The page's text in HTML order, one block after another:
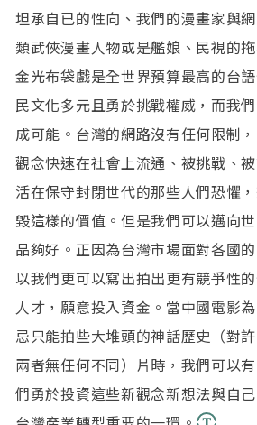
坦承自已的性向、我們的漫畫家與
類武俠漫畫人物或是艦娘、民視的
金光布袋戲是全世界預算最高的台
民文化多元且勇於挑戰權威，而我
成可能。台灣的網路沒有任何限制
觀念快速在社會上流通、被挑戰、
活在保守封閉世代的那些人們恐懼
毀這樣的價值。但是我們可以邁向
品夠好。正因為台灣市場面對各國
以我們更可以寫出拍出更有競爭性
人才，願意投入資金。當中國電影
忌只能拍些大堆頭的神話歷史（對
兩者無任何不同）片時，我們可以
們勇於投資這些新觀念新想法與自